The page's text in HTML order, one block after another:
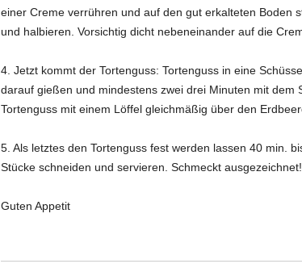
einer Creme verrühren und auf den gut erkalteten Boden
und halbieren. Vorsichtig dicht nebeneinander auf die
4. Jetzt kommt der Tortenguss: Tortenguss in eine
darauf gießen und mindestens zwei drei Minuten mit dem
Tortenguss mit einem Löffel gleichmäßig über den
5. Als letztes den Tortenguss fest werden lassen 40 min.
Stücke schneiden und servieren. Schmeckt ausgezeichnet!
Guten Appetit